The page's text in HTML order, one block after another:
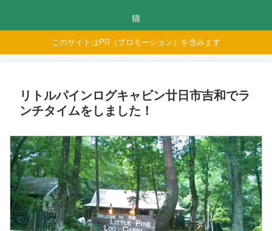
猫
このサイトはPR（プロモーション）を含みます
リトルパインログキャビン廿日市吉和でラ
ンチタイムをしました！